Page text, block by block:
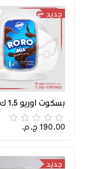
جديد
190.00 ج.م.‏
جديد